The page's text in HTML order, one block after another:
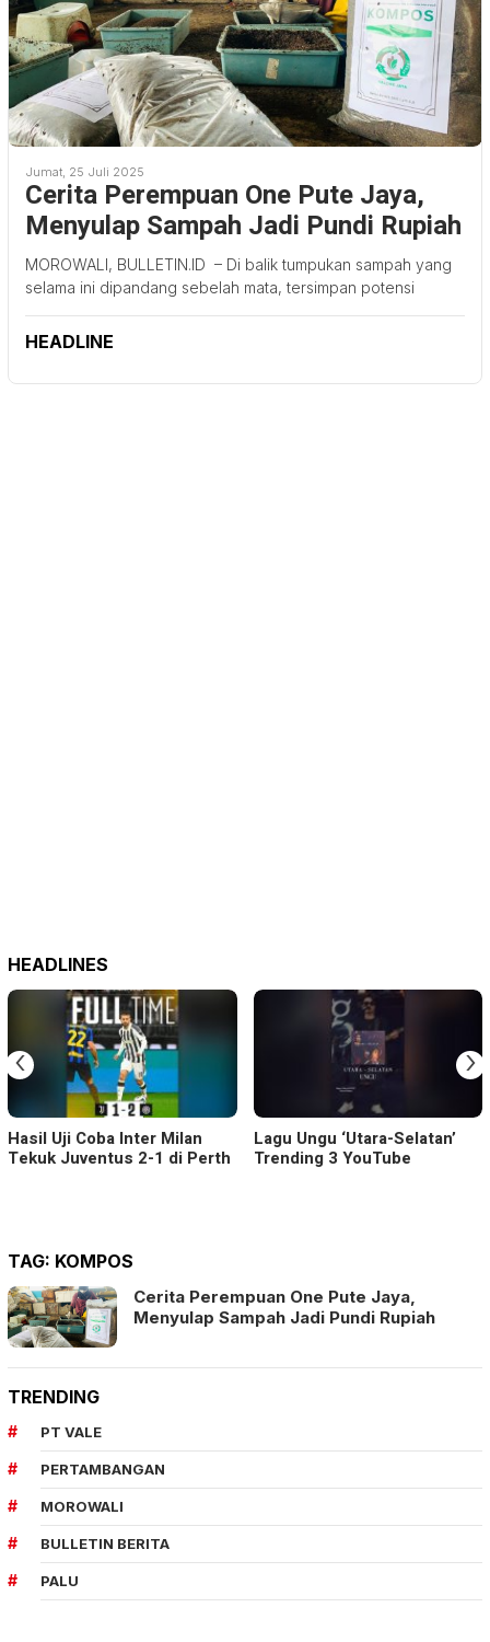
Jumat, 25 Juli 2025
Cerita Perempuan One Pute Jaya,
Menyulap Sampah Jadi Pundi Rupiah
MOROWALI, BULLETIN.ID – Di balik tumpukan sampah yang
selama ini dipandang sebelah mata, tersimpan potensi
HEADLINE
HEADLINES
Hasil Uji Coba Inter Milan
Tekuk Juventus 2-1 di Perth
Lagu Ungu ‘Utara-Selatan’
Trending 3 YouTube
‹ ›
TAG: KOMPOS
Cerita Perempuan One Pute Jaya,
Menyulap Sampah Jadi Pundi Rupiah
TRENDING
PT VALE
PERTAMBANGAN
MOROWALI
BULLETIN BERITA
PALU